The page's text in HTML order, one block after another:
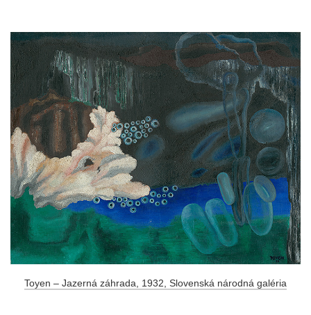
Toyen – Jazerná záhrada, 1932, Slovenská národná galéria